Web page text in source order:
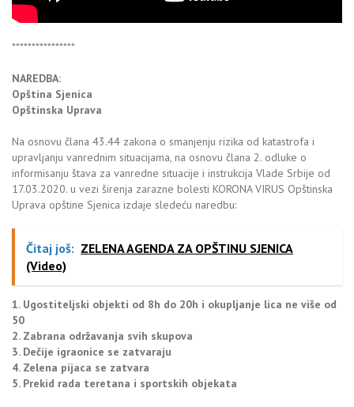
****************
NAREDBA:
Opština Sjenica
Opštinska Uprava
Na osnovu člana 43.44 zakona o smanjenju rizika od katastrofa i
upravljanju vanrednim situacijama, na osnovu člana 2. odluke o
informisanju štava za vanredne situacije i instrukcija Vlade Srbije od
17.03.2020. u vezi širenja zarazne bolesti KORONA VIRUS Opštinska
Uprava opštine Sjenica izdaje sledeću naredbu:
Čitaj još: ZELENA AGENDA ZA OPŠTINU SJENICA
(Video)
1. Ugostiteljski objekti od 8h do 20h i okupljanje lica ne više od
50
2. Zabrana održavanja svih skupova
3. Dečije igraonice se zatvaraju
4. Zelena pijaca se zatvara
5. Prekid rada teretana i sportskih objekata